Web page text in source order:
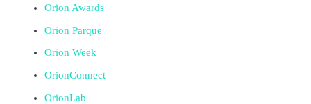
Orion Awards
Orion Parque
Orion Week
OrionConnect
OrionLab